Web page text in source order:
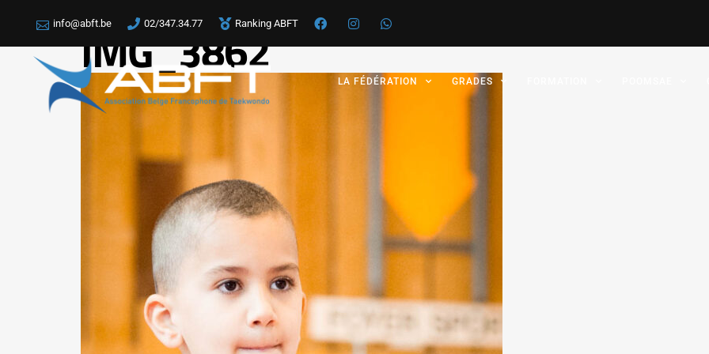
info@abft.be 02/347.34.77 Ranking ABFT
LA FÉDÉRATION GRADES
IMG_3862